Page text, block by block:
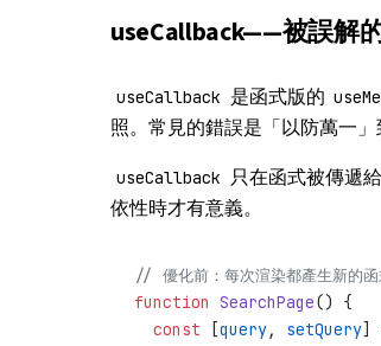
useCallback——被誤解
useCallback 是函式版的
照。常見的錯誤是「以防萬一」
useCallback 只在函式被傳遞
依性時才有意義。
// 優化前：每次渲染都產生新的
function SearchPage() {
  const
[query, setQuery]